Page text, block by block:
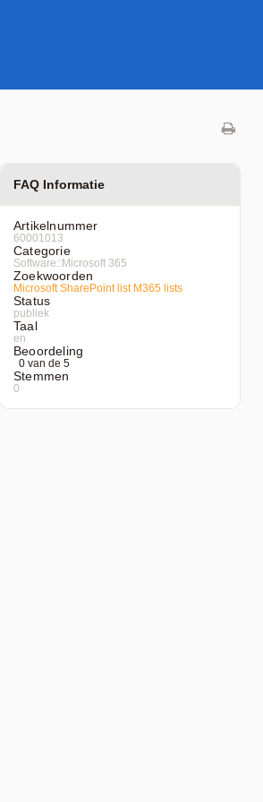
FAQ Informatie
Artikelnummer
60001013
Categorie
Software::Microsoft 365
Zoekwoorden
Microsoft SharePoint list M365 lists
Status
publiek
Taal
en
Beoordeling
0 van de 5
Stemmen
0